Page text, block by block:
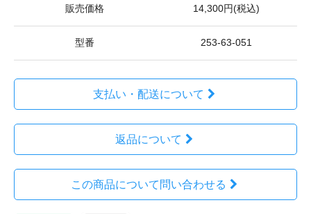
販売価格 14,300円(税込)
型番 253-63-051
支払い・配送について
返品について
この商品について問い合わせる